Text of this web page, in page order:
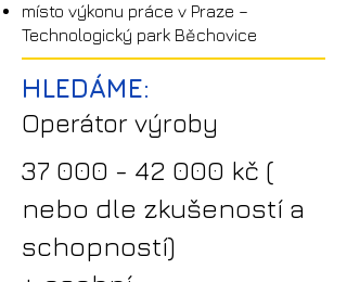
místo výkonu práce v Praze –
Technologický park Běchovice
HLEDÁME:
Operátor výroby
37 000 - 42 000 kč (
nebo dle zkušeností a
schopností)